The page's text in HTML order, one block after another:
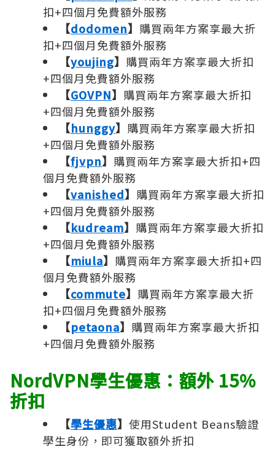
扣+四個月免費額外服務
【dodomen】 購買兩年方案享最大折
扣+四個月免費額外服務
【youjing】 購買兩年方案享最大折扣
+四個月免費額外服務
【GOVPN】 購買兩年方案享最大折扣
+四個月免費額外服務
【hunggy】 購買兩年方案享最大折扣
+四個月免費額外服務
【fjvpn】 購買兩年方案享最大折扣+四
個月免費額外服務
【vanished】 購買兩年方案享最大折扣
+四個月免費額外服務
【kudream】 購買兩年方案享最大折扣
+四個月免費額外服務
【miula】 購買兩年方案享最大折扣+四
個月免費額外服務
【commute】 購買兩年方案享最大折
扣+四個月免費額外服務
【petaona】 購買兩年方案享最大折扣
+四個月免費額外服務
NordVPN學生優惠：額外 15%
折扣
【學生優惠】 使用Student Beans驗證
學生身份，即可獲取額外折扣